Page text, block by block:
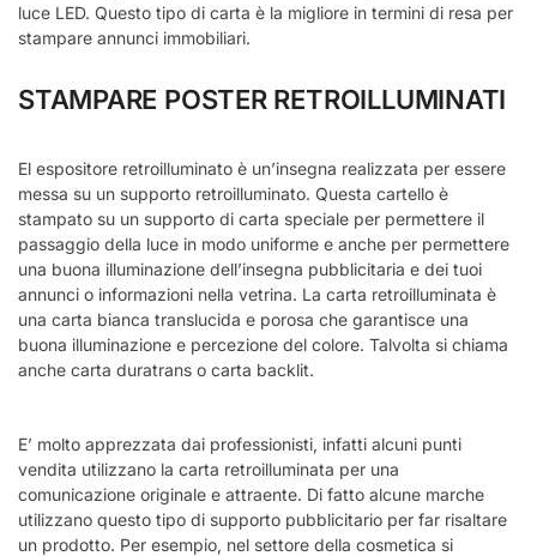
luce LED. Questo tipo di carta è la migliore in termini di resa per
stampare annunci immobiliari.
STAMPARE POSTER RETROILLUMINATI
El espositore retroilluminato è un’insegna realizzata per essere
messa su un supporto retroilluminato. Questa cartello è
stampato su un supporto di carta speciale per permettere il
passaggio della luce in modo uniforme e anche per permettere
una buona illuminazione dell’insegna pubblicitaria e dei tuoi
annunci o informazioni nella vetrina. La carta retroilluminata è
una carta bianca translucida e porosa che garantisce una
buona illuminazione e percezione del colore. Talvolta si chiama
anche carta duratrans o carta backlit.
E’ molto apprezzata dai professionisti, infatti alcuni punti
vendita utilizzano la carta retroilluminata per una
comunicazione originale e attraente. Di fatto alcune marche
utilizzano questo tipo di supporto pubblicitario per far risaltare
un prodotto. Per esempio, nel settore della cosmetica si